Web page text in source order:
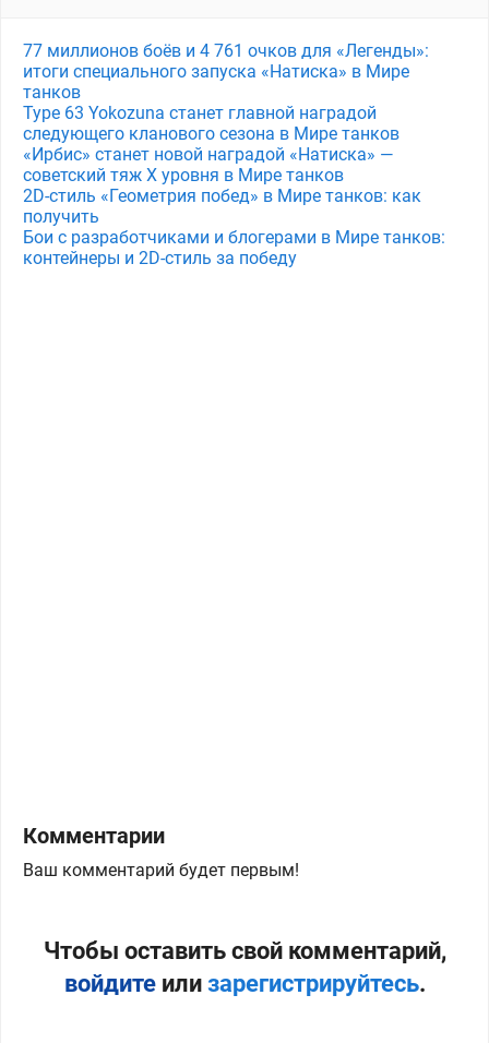
77 миллионов боёв и 4 761 очков для «Легенды»:
итоги специального запуска «Натиска» в Мире
танков
Type 63 Yokozuna станет главной наградой
следующего кланового сезона в Мире танков
«Ирбис» станет новой наградой «Натиска» —
советский тяж X уровня в Мире танков
2D-стиль «Геометрия побед» в Мире танков: как
получить
Бои с разработчиками и блогерами в Мире танков:
контейнеры и 2D-стиль за победу
Комментарии
Ваш комментарий будет первым!
Чтобы оставить свой комментарий,
войдитеили зарегистрируйтесь.